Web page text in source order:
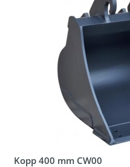
Kopp 400 mm CW00